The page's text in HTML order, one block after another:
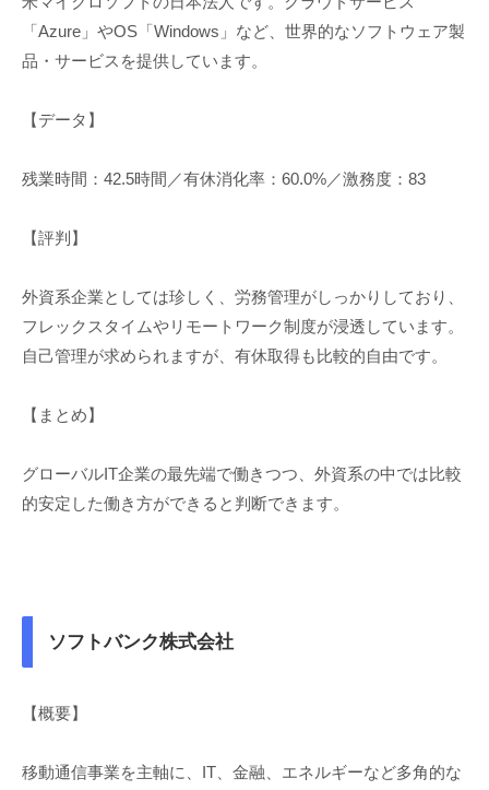
「Azure」やOS「Windows」など、世界的なソフトウェア製
品・サービスを提供しています。
【データ】
残業時間：42.5時間／有休消化率：60.0%／激務度：83
【評判】
外資系企業としては珍しく、労務管理がしっかりしており、
フレックスタイムやリモートワーク制度が浸透しています。
自己管理が求められますが、有休取得も比較的自由です。
【まとめ】
グローバルIT企業の最先端で働きつつ、外資系の中では比較
的安定した働き方ができると判断できます。
ソフトバンク株式会社
【概要】
移動通信事業を主軸に、IT、金融、エネルギーなど多角的な